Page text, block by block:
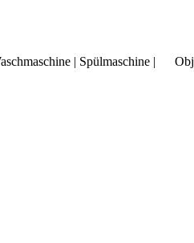
| Spülmaschine | Obj